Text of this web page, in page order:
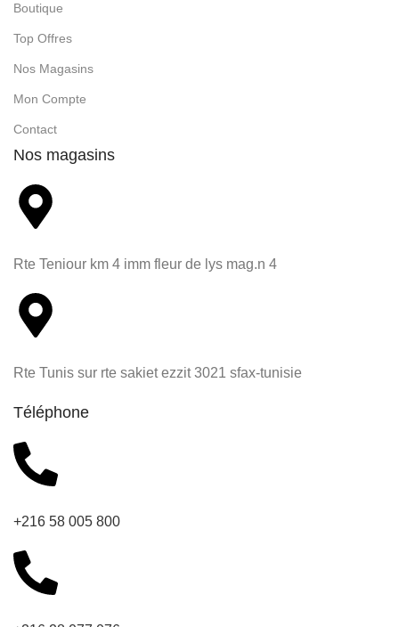
Boutique
Top Offres
Nos Magasins
Mon Compte
Contact
Nos magasins
Rte Teniour km 4 imm fleur de lys mag.n 4
Rte Tunis sur rte sakiet ezzit 3021 sfax-tunisie
Téléphone
+216 58 005 800